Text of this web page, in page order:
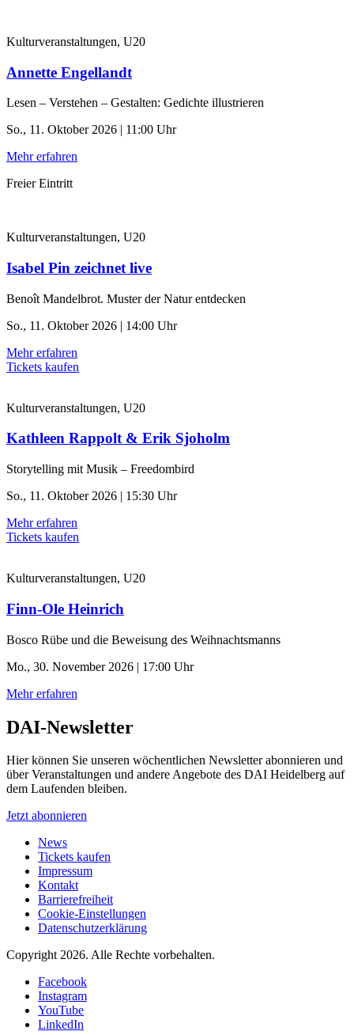
Kulturveranstaltungen, U20
Annette Engellandt
Lesen – Verstehen – Gestalten: Gedichte illustrieren
So., 11. Oktober 2026 | 11:00 Uhr
Mehr erfahren
Freier Eintritt
Kulturveranstaltungen, U20
Isabel Pin zeichnet live
Benoît Mandelbrot. Muster der Natur entdecken
So., 11. Oktober 2026 | 14:00 Uhr
Mehr erfahren
Tickets kaufen
Kulturveranstaltungen, U20
Kathleen Rappolt & Erik Sjoholm
Storytelling mit Musik – Freedombird
So., 11. Oktober 2026 | 15:30 Uhr
Mehr erfahren
Tickets kaufen
Kulturveranstaltungen, U20
Finn-Ole Heinrich
Bosco Rübe und die Beweisung des Weihnachtsmanns
Mo., 30. November 2026 | 17:00 Uhr
Mehr erfahren
DAI-Newsletter
Hier können Sie unseren wöchentlichen Newsletter abonnieren und
über Veranstaltungen und andere Angebote des DAI Heidelberg auf
dem Laufenden bleiben.
Jetzt abonnieren
News
Tickets kaufen
Impressum
Kontakt
Barrierefreiheit
Cookie-Einstellungen
Datenschutzerklärung
Copyright 2026. Alle Rechte vorbehalten.
Facebook
Instagram
YouTube
LinkedIn